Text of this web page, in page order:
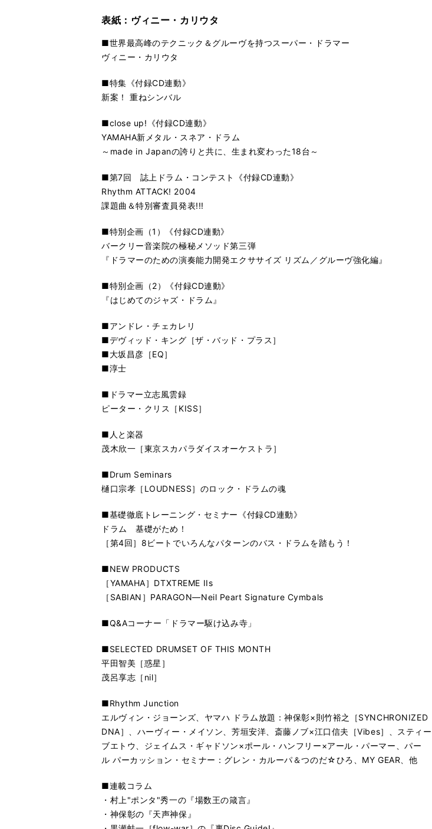
表紙：ヴィニー・カリウタ
■世界最高峰のテクニック＆グルーヴを持つスーパー・ドラマー
ヴィニー・カリウタ
■特集《付録CD連動》
新案！ 重ねシンバル
■close up!《付録CD連動》
YAMAHA新メタル・スネア・ドラム
～made in Japanの誇りと共に、生まれ変わった18台～
■第7回 誌上ドラム・コンテスト《付録CD連動》
Rhythm ATTACK! 2004
課題曲＆特別審査員発表!!!
■特別企画（1）《付録CD連動》
バークリー音楽院の極秘メソッド第三弾
『ドラマーのための演奏能力開発エクササイズ リズム／グルーヴ強化編』
■特別企画（2）《付録CD連動》
『はじめてのジャズ・ドラム』
■アンドレ・チェカレリ
■デヴィッド・キング［ザ・バッド・プラス］
■大坂昌彦［EQ］
■淳士
■ドラマー立志風雲録
ピーター・クリス［KISS］
■人と楽器
茂木欣一［東京スカパラダイスオーケストラ］
■Drum Seminars
樋口宗孝［LOUDNESS］のロック・ドラムの魂
■基礎徹底トレーニング・セミナー《付録CD連動》
ドラム 基礎がため！
［第4回］8ビートでいろんなパターンのバス・ドラムを踏もう！
■NEW PRODUCTS
［YAMAHA］DTXTREME IIs
［SABIAN］PARAGON―Neil Peart Signature Cymbals
■Q&Aコーナー「ドラマー駆け込み寺」
■SELECTED DRUMSET OF THIS MONTH
平田智美［惑星］
茂呂享志［nil］
■Rhythm Junction
エルヴィン・ジョーンズ、ヤマハ ドラム放題：神保彰×則竹裕之［SYNCHRONIZED
DNA］、ハーヴィー・メイソン、芳垣安洋、斎藤ノブ×江口信夫［Vibes］、スティー
ブエトウ、ジェイムス・ギャドソン×ポール・ハンフリー×アール・パーマー、パー
ル パーカッション・セミナー：グレン・カルーパ＆つのだ☆ひろ、MY GEAR、他
■連載コラム
・村上"ポンタ"秀一の『場数王の箴言』
・神保彰の『天声神保』